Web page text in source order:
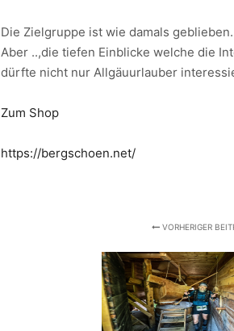
Die Zielgruppe ist wie damals
Aber ..,die tiefen Einblicke welche die
dürfte nicht nur Allgäuurlauber
Zum Shop
https://bergschoen.net/
VORHERIGER